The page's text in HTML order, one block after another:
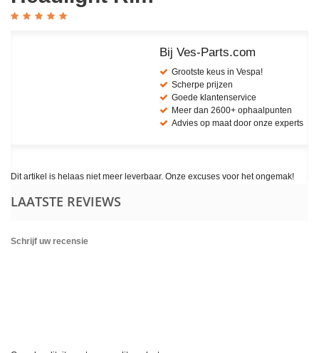
Bij Ves-Parts.com
Grootste keus in Vespa!
Scherpe prijzen
Goede klantenservice
Meer dan 2600+ ophaalpunten
Advies op maat door onze experts
Dit artikel is helaas niet meer leverbaar. Onze excuses voor het ongemak!
LAATSTE REVIEWS
Schrijf uw recensie